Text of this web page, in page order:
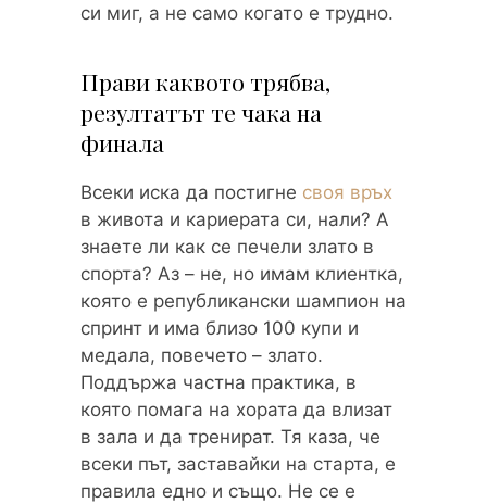
си миг, а не само когато е трудно.
Прави каквото трябва,
резултатът те чака на
финала
Всеки иска да постигне своя връх
в живота и кариерата си, нали? А
знаете ли как се печели злато в
спорта? Аз – не, но имам клиентка,
която е републикански шампион на
спринт и има близо 100 купи и
медала, повечето – злато.
Поддържа частна практика, в
която помага на хората да влизат
в зала и да тренират. Тя каза, че
всеки път, заставайки на старта, е
правила едно и също. Не се е